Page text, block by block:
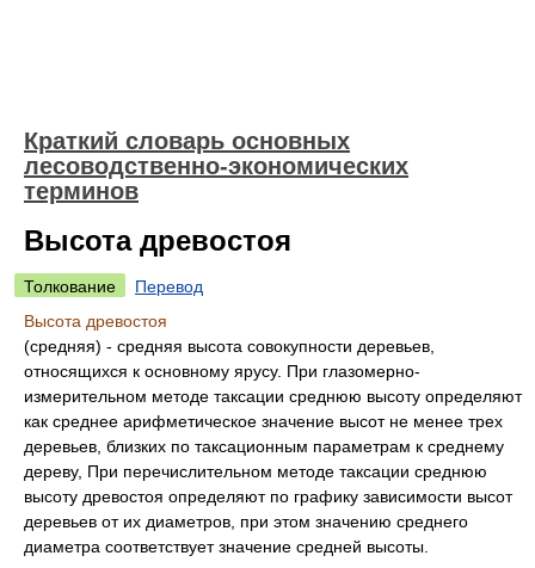
Краткий словарь основных
лесоводственно-экономических
терминов
Высота древостоя
Толкование
Перевод
Высота древостоя
(средняя) - средняя высота совокупности деревьев,
относящихся к основному ярусу. При глазомерно-
измерительном методе таксации среднюю высоту определяют
как среднее арифметическое значение высот не менее трех
деревьев, близких по таксационным параметрам к среднему
дереву, При перечислительном методе таксации среднюю
высоту древостоя определяют по графику зависимости высот
деревьев от их диаметров, при этом значению среднего
диаметра соответствует значение средней высоты.